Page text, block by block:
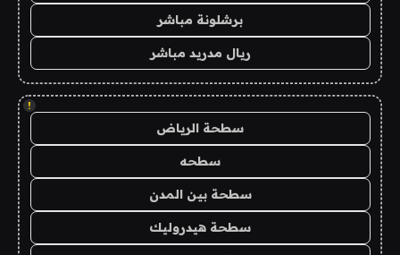
برشلونة مباشر
ريال مدريد مباشر
!
سطحة الرياض
سطحه
سطحة بين المدن
سطحة هيدروليك